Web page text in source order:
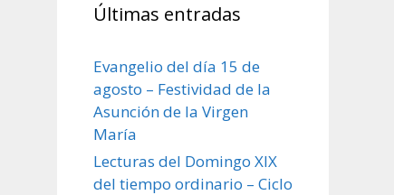
Últimas entradas
Evangelio del día 15 de
agosto – Festividad de la
Asunción de la Virgen
María
Lecturas del Domingo XIX
del tiempo ordinario – Ciclo